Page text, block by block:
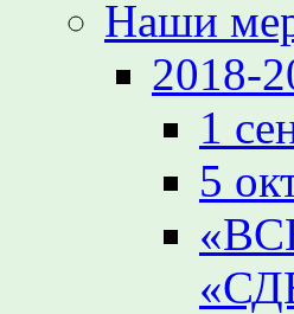
Наши
2018-
1
5